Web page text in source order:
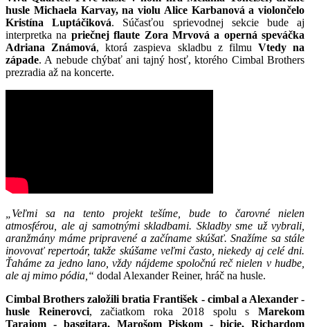
husle Michaela Karvay, na violu Alice Karbanová a violončelo
Kristína Luptáčiková. Súčasťou sprievodnej sekcie bude aj
interpretka na priečnej flaute Zora Mrvová a operná speváčka
Adriana Známová, ktorá zaspieva skladbu z filmu Vtedy na
západe. A nebude chýbať ani tajný hosť, ktorého Cimbal Brothers
prezradia až na koncerte.
„Veľmi sa na tento projekt tešíme, bude to čarovné nielen
atmosférou, ale aj samotnými skladbami. Skladby sme už vybrali,
aranžmány máme pripravené a začíname skúšať. Snažíme sa stále
inovovať repertoár, takže skúšame veľmi často, niekedy aj celé dni.
Ťaháme za jedno lano, vždy nájdeme spoločnú reč nielen v hudbe,
ale aj mimo pódia,“ dodal Alexander Reiner, hráč na husle.
Cimbal Brothers založili bratia František - cimbal a Alexander -
husle Reinerovci, začiatkom roka 2018 spolu sMarekom
Tarajom - basgitara, Marošom Piskom - bicie, Richardom